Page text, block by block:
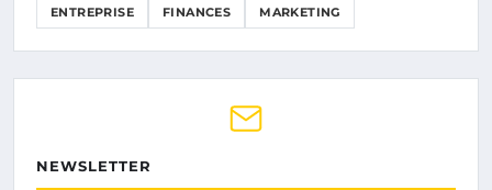
ENTREPRISE FINANCES MARKETING
NEWSLETTER